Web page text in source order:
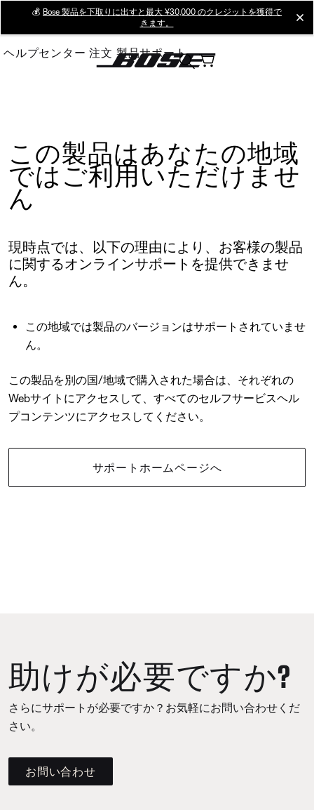
Main
💰 Bose 製品を下取りに出すと最大 ¥30,000 のクレジットを獲得で
きます。
ヘルプセンター 注文 製品サポート
この製品はあなたの地域
ではご利用いただけませ
ん
現時点では、以下の理由により、お客様の製品
に関するオンラインサポートを提供できませ
ん。
この地域では製品のバージョンはサポートされていませ
ん。
この製品を別の国/地域で購入された場合は、それぞれの
Webサイトにアクセスして、すべてのセルフサービスヘル
プコンテンツにアクセスしてください。
サポートホームページへ
助けが必要ですか?
さらにサポートが必要ですか？お気軽にお問い合わせくだ
さい。
お問い合わせ